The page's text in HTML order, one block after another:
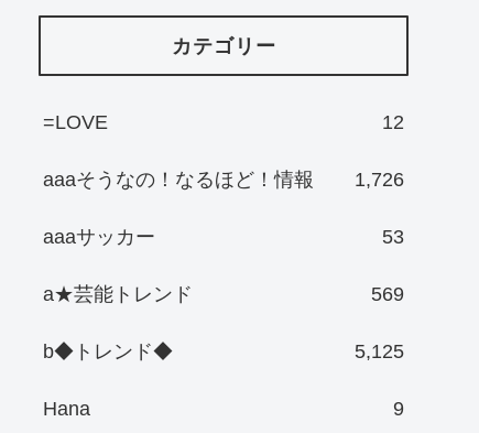
カテゴリー
=LOVE 12
aaaそうなの！なるほど！情報 1,726
aaaサッカー 53
a★芸能トレンド 569
b◆トレンド◆ 5,125
Hana 9